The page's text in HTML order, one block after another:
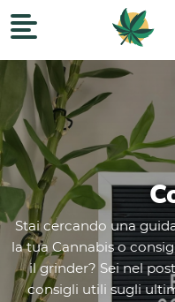
Home Recensioni
Stai cercando una
la tua Cannabis o
il grinder? Sei nel
consigli utili sugli